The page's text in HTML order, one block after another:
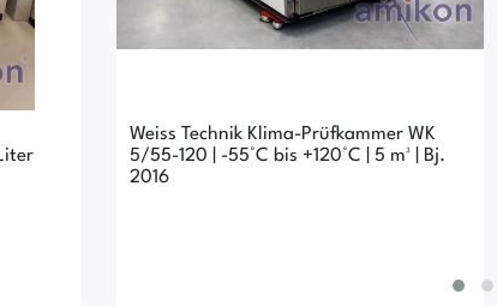
Weiss Technik Klima-Prüfkammer WK
5/55-120 | -55°C bis +120°C | 5 m³ | Bj.
2016